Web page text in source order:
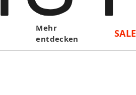
Mehr
entdecken
SALE